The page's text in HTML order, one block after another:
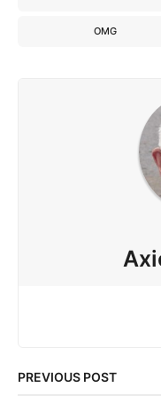
OMG
PREVIOUS POST